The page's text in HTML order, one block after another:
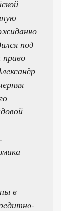
под
в